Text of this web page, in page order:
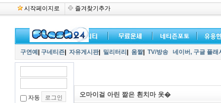
시작페이지로 즐겨찾기추가
구연예 구네티즌 자유게시판| 밀리터리 움짤| TV/방송 네이버, 구글 플
자동
오마이걸 아린 짦은 흰치마 옷�